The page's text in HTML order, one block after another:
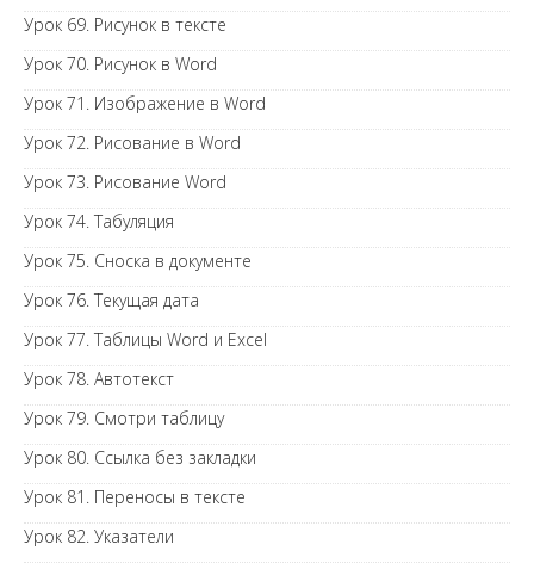
Урок 69. Рисунок в тексте
Урок 70. Рисунок в Word
Урок 71. Изображение в Word
Урок 72. Рисование в Word
Урок 73. Рисование Word
Урок 74. Табуляция
Урок 75. Сноска в документе
Урок 76. Текущая дата
Урок 77. Таблицы Word и Excel
Урок 78. Автотекст
Урок 79. Смотри таблицу
Урок 80. Ссылка без закладки
Урок 81. Переносы в тексте
Урок 82. Указатели